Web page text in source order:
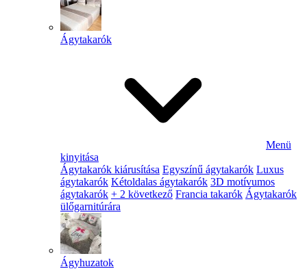
Ágytakarók
Menü
kinyitása
Ágytakarók kiárusítása Egyszínű ágytakarók Luxus
ágytakarók Kétoldalas ágytakarók 3D motívumos
ágytakarók + 2 következő Francia takarók Ágytakarók
ülőgarnitúrára
Ágyhuzatok